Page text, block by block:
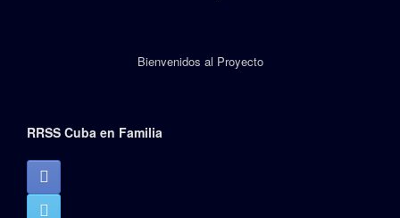
Bienvenidos al Proyecto
RRSS Cuba en Familia